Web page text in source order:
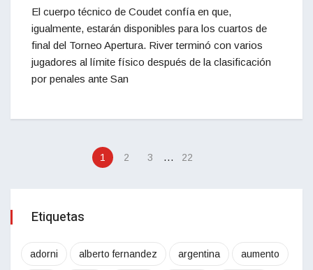
El cuerpo técnico de Coudet confía en que,
igualmente, estarán disponibles para los cuartos de
final del Torneo Apertura. River terminó con varios
jugadores al límite físico después de la clasificación
por penales ante San
1 2 3 … 22
Etiquetas
adorni alberto fernandez argentina aumento